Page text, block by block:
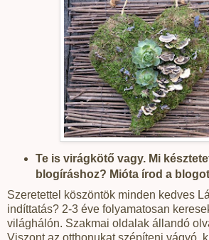
Te is virágkötő vagy. Mi
blogíráshoz? Mióta írod a
Szeretettel köszöntök minden kedves
indíttatás? 2-3 éve folyamatosan
világhálón. Szakmai oldalak állandó
Viszont az otthonukat szépíteni vágyó,